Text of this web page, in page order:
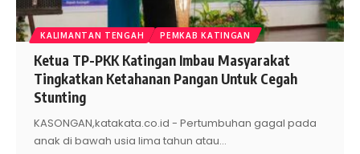
KALIMANTAN TENGAH PEMKAB KATINGAN
Ketua TP-PKK Katingan Imbau Masyarakat
Tingkatkan Ketahanan Pangan Untuk Cegah
Stunting
KASONGAN,katakata.co.id - Pertumbuhan gagal pada
anak di bawah usia lima tahun atau…